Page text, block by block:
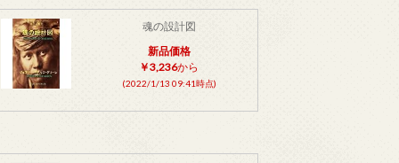
魂の設計図
新品価格
￥3,236から
(2022/1/13 09:41時点)